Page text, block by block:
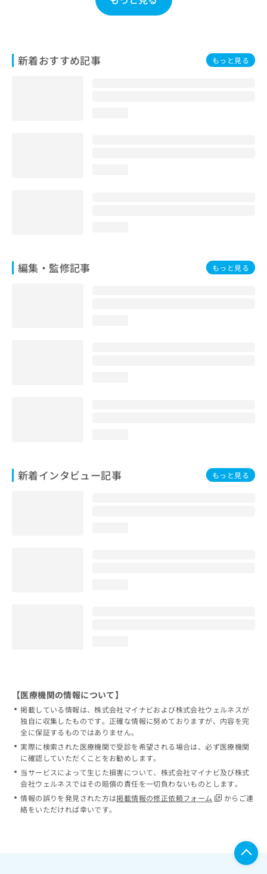
新着おすすめ記事 もっと見る
編集・監修記事 もっと見る
新着インタビュー記事 もっと見る
わ
せ
【医療機関の情報について】
掲載している情報は、株式会社マイナビおよび株式会社ウェルネスが
独自に収集したものです。正確な情報に努めておりますが、内容を完
全に保証するものではありません。
実際に検索された医療機関で受診を希望される場合は、必ず医療機関
に確認していただくことをお勧めします。
当サービスによって生じた損害について、株式会社マイナビ及び株式
会社ウェルネスではその賠償の責任を一切負わないものとします。
情報の誤りを発見された方は掲載情報の修正依頼フォーム
からご連
絡をいただければ幸いです。